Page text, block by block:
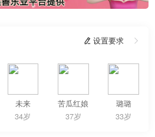
 设置要求 
未来
34岁
苦瓜红娘
37岁
璐璐
33岁